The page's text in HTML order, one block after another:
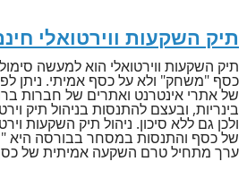
תיק השקעות ווירטואלי
תיק השקעות ווירטואלי הוא למעשה
כסף "משחק" ולא על כסף אמיתי. ניתן
של אתרי אינטרנט ואתרים של חברות
בינריות, ובעצם להתנסות בניהול תיק
ולכן גם ללא סיכון. ניהול תיק השקעות
של כסף והתנסות במסחר בבורסה היא
ערך מתחיל טרם השקעה אמיתית של